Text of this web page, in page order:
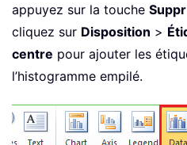
appuyez sur la touche Suppr
cliquez sur Disposition >
centre pour ajouter les
l’histogramme empilé.